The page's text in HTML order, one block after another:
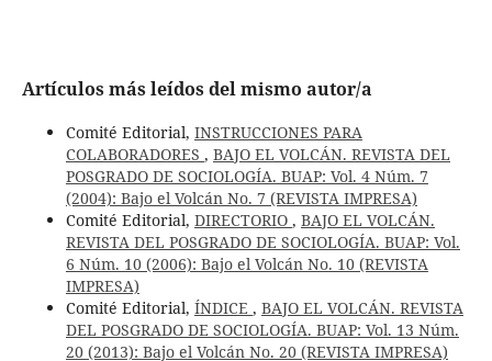
Artículos más leídos del mismo autor/a
Comité Editorial, INSTRUCCIONES PARA
COLABORADORES , BAJO EL VOLCÁN. REVISTA DEL
POSGRADO DE SOCIOLOGÍA. BUAP: Vol. 4 Núm. 7
(2004): Bajo el Volcán No. 7 (REVISTA IMPRESA)
Comité Editorial, DIRECTORIO , BAJO EL VOLCÁN.
REVISTA DEL POSGRADO DE SOCIOLOGÍA. BUAP: Vol.
6 Núm. 10 (2006): Bajo el Volcán No. 10 (REVISTA
IMPRESA)
Comité Editorial, ÍNDICE , BAJO EL VOLCÁN. REVISTA
DEL POSGRADO DE SOCIOLOGÍA. BUAP: Vol. 13 Núm.
20 (2013): Bajo el Volcán No. 20 (REVISTA IMPRESA)